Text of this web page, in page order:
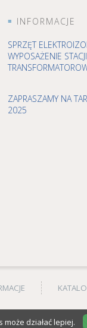
INFORMACJE
SPRZĘT
WYPOSAŻENIE STACJI
ZAPRASZAMY NA
2025
działać lepiej.